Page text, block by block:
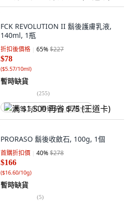
FCK REVOLUTION II 鬍後護膚乳液,
140ml, 1瓶
折扣後價格 65%$227
$78
($5.57/10ml)
暫時缺貨
(255)
满 $1,500 再省 $75 (王道卡)
PRORASO 鬍後收斂石, 100g, 1個
首購折扣價 40%$278
$166
($16.60/10g)
暫時缺貨
(5)